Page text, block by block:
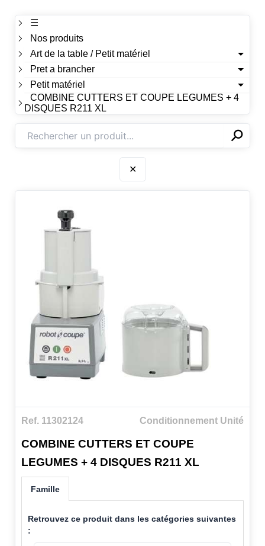
☰
Nos produits
Art de la table / Petit matériel
Pret a brancher
Petit matériel
COMBINE CUTTERS ET COUPE LEGUMES + 4
DISQUES R211 XL
✕⚲
✕
Ref. 11302124 Conditionnement Unité
COMBINE CUTTERS ET COUPE
LEGUMES + 4 DISQUES R211 XL
Famille
Retrouvez ce produit dans les catégories suivantes
: